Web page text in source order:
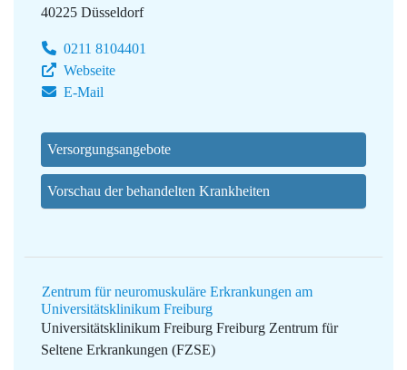
40225 Düsseldorf
0211 8104401
Webseite
E-Mail
Versorgungsangebote
Vorschau der behandelten Krankheiten
Zentrum für neuromuskuläre Erkrankungen am
Universitätsklinikum Freiburg
Universitätsklinikum Freiburg Freiburg Zentrum für
Seltene Erkrankungen (FZSE)